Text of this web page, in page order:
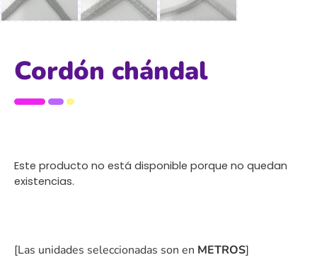
Cordón chándal
Este producto no está disponible porque no quedan
existencias.
[Las unidades seleccionadas son en METROS]